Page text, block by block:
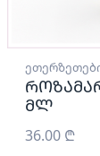
მლ
36.00 ₾